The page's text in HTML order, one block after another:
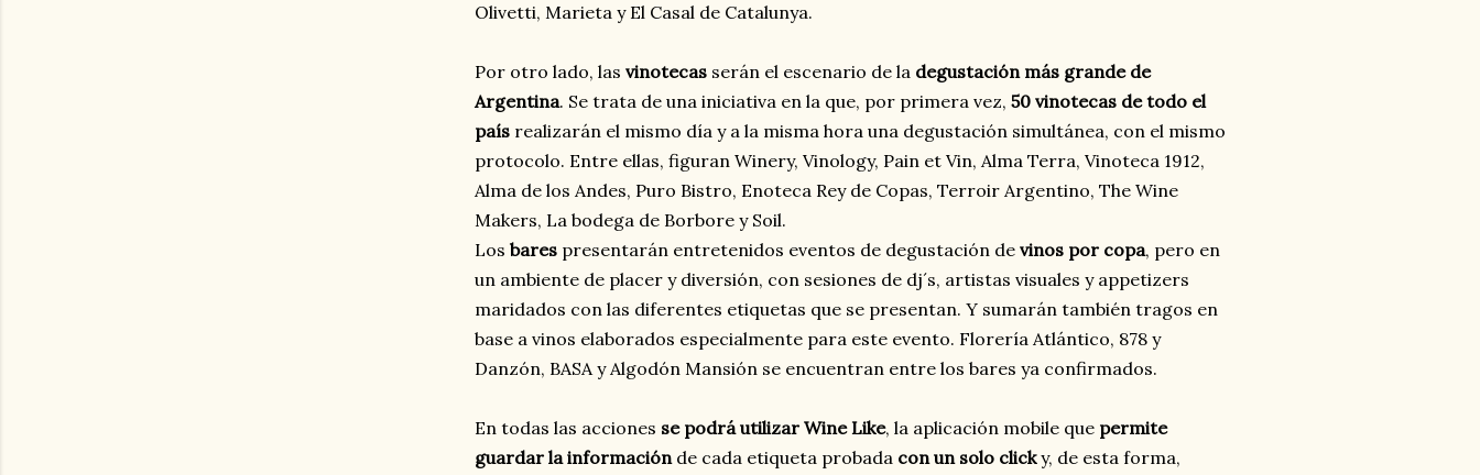
Olivetti, Marieta y El Casal de Catalunya.
Por otro lado, las vinotecas serán el escenario de la degustación más grande de
Argentina. Se trata de una iniciativa en la que, por primera vez, 50 vinotecas de todo el
país realizarán el mismo día y a la misma hora una degustación simultánea, con el mismo
protocolo. Entre ellas, figuran Winery, Vinology, Pain et Vin, Alma Terra, Vinoteca 1912,
Alma de los Andes, Puro Bistro, Enoteca Rey de Copas, Terroir Argentino, The Wine
Makers, La bodega de Borbore y Soil.
Los bares presentarán entretenidos eventos de degustación de vinos por copa, pero en
un ambiente de placer y diversión, con sesiones de dj´s, artistas visuales y appetizers
maridados con las diferentes etiquetas que se presentan. Y sumarán también tragos en
base a vinos elaborados especialmente para este evento. Florería Atlántico, 878 y
Danzón, BASA y Algodón Mansión se encuentran entre los bares ya confirmados.
En todas las acciones se podrá utilizar Wine Like, la aplicación mobile que permite
guardar la información de cada etiqueta probada con un solo clicky, de esta forma,